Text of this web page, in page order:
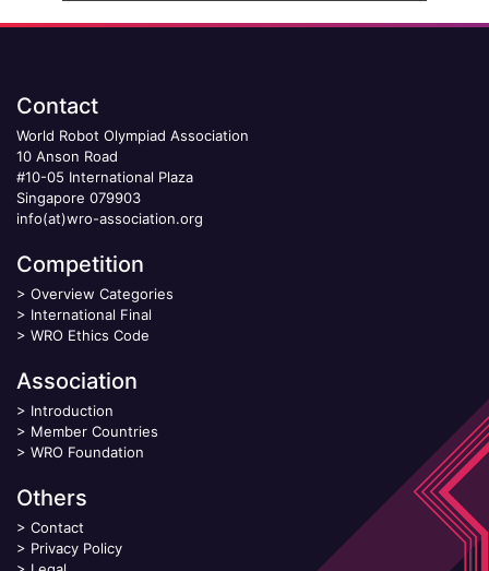
Contact
World Robot Olympiad Association
10 Anson Road
#10-05 International Plaza
Singapore 079903
info(at)wro-association.org
Competition
> Overview Categories
> International Final
> WRO Ethics Code
Association
> Introduction
> Member Countries
> WRO Foundation
Others
> Contact
> Privacy Policy